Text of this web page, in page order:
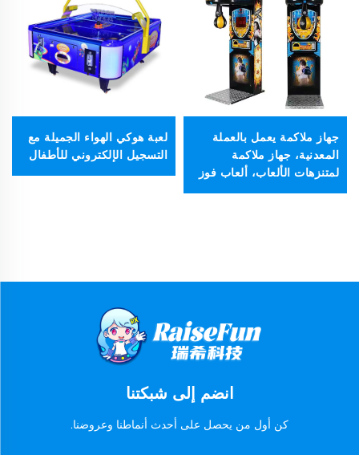
جهاز ملاكمة يعمل بالعملة
المعدنية، جهاز ملاكمة
لمتنزهات الألعاب، ألعاب فوز
بالجوائز، لعبة رمي القبضات
لعبة هوكي الهواء الجميلة مع
التسجيل الإلكتروني للأطفال
انضم إلى شبكتنا
كن أول من يحصل على أحدث أنماطنا وعروضنا.